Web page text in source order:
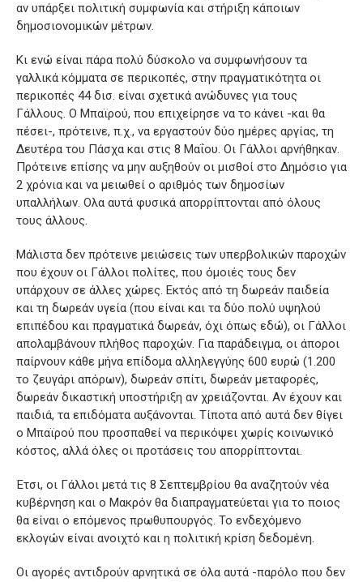
αν υπάρξει πολιτική συμφωνία και στήριξη κάποιων
δημοσιονομικών μέτρων.
Κι ενώ είναι πάρα πολύ δύσκολο να συμφωνήσουν τα
γαλλικά κόμματα σε περικοπές, στην πραγματικότητα οι
περικοπές 44 δισ. είναι σχετικά ανώδυνες για τους
Γάλλους. Ο Μπαϊρού, που επιχείρησε να το κάνει -και θα
πέσει-, πρότεινε, π.χ., να εργαστούν δύο ημέρες αργίας, τη
Δευτέρα του Πάσχα και στις 8 Μαΐου. Οι Γάλλοι αρνήθηκαν.
Πρότεινε επίσης να μην αυξηθούν οι μισθοί στο Δημόσιο για
2 χρόνια και να μειωθεί ο αριθμός των δημοσίων
υπαλλήλων. Ολα αυτά φυσικά απορρίπτονται από όλους
τους άλλους.
Μάλιστα δεν πρότεινε μειώσεις των υπερβολικών παροχών
που έχουν οι Γάλλοι πολίτες, που όμοιές τους δεν
υπάρχουν σε άλλες χώρες. Εκτός από τη δωρεάν παιδεία
και τη δωρεάν υγεία (που είναι και τα δύο πολύ υψηλού
επιπέδου και πραγματικά δωρεάν, όχι όπως εδώ), οι Γάλλοι
απολαμβάνουν πλήθος παροχών. Για παράδειγμα, οι άποροι
παίρνουν κάθε μήνα επίδομα αλληλεγγύης 600 ευρώ (1.200
το ζευγάρι απόρων), δωρεάν σπίτι, δωρεάν μεταφορές,
δωρεάν δικαστική υποστήριξη αν χρειάζονται. Αν έχουν και
παιδιά, τα επιδόματα αυξάνονται. Τίποτα από αυτά δεν θίγει
ο Μπαϊρού που προσπαθεί να περικόψει χωρίς κοινωνικό
κόστος, αλλά όλες οι προτάσεις του απορρίπτονται.
Έτσι, οι Γάλλοι μετά τις 8 Σεπτεμβρίου θα αναζητούν νέα
κυβέρνηση και ο Μακρόν θα διαπραγματεύεται για το ποιος
θα είναι ο επόμενος πρωθυπουργός. Το ενδεχόμενο
εκλογών είναι ανοιχτό και η πολιτική κρίση δεδομένη.
Οι αγορές αντιδρούν αρνητικά σε όλα αυτά -παρόλο που δεν